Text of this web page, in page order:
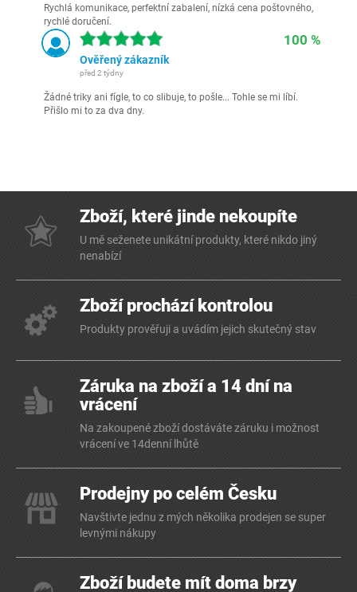
Rychlá komunikace, perfektní zabalení, nízká cena poštovného,
rychlé doručení.
100 %
Ověřený zákazník
před 2 týdny
Žádné triky ani fígle, to co slibuje, to pošle... Tohle se mi líbí.
Přišlo mi to za dva dny.
Zboží, které jinde nekoupíte
U mě seženete unikátní produkty, které nikdo jiný
nenabízí
Zboží prochází kontrolou
Produkty prověřuji a uvádím jejich skutečný stav
Záruka na zboží a 14 dní na
vrácení
Na zakoupené zboží dostáváte záruku i možnost
vrácení ve 14denní lhůtě
Prodejny po celém Česku
Navštivte jednu z mých několika prodejen se super
levnými nákupy
Zboží budete mít doma brzy